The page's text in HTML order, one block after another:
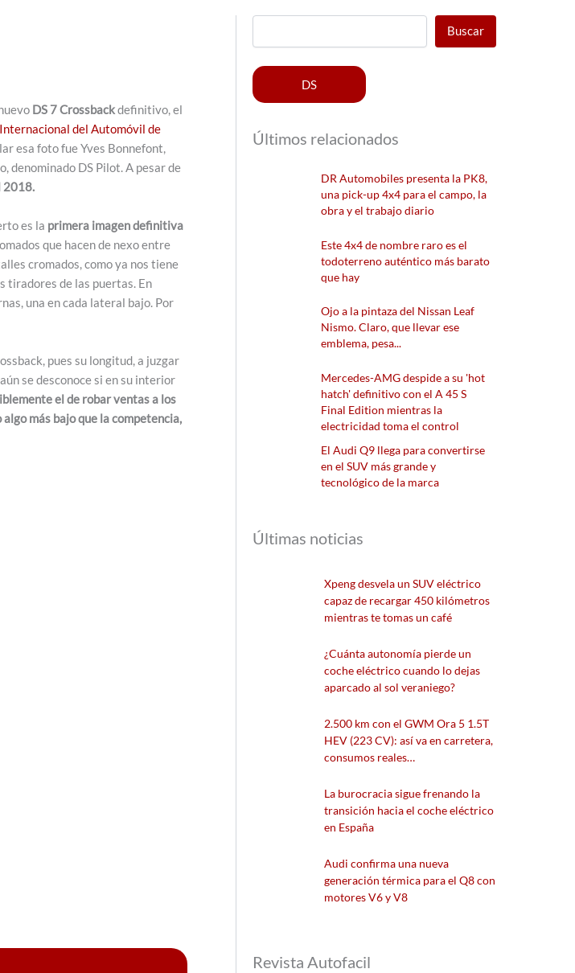
DS 7 Crossbackdefinitivo, el
del Automóvil de
esa foto fue Yves Bonnefont,
denominado DS Pilot. A pesar de
2018.
es la primera imagen definitiva
que hacen de nexo entre
cromados, como ya nos tiene
tiradores de las puertas. En
una en cada lateral bajo. Por
pues su longitud, a juzgar
se desconoce si en su interior
el de robar ventas a los
más bajo que la competencia,
Buscar
DS
Últimos relacionados
DR Automobiles presenta la PK8,
una pick-up 4x4 para el campo, la
obra y el trabajo diario
Este 4x4 de nombre raro es el
todoterreno auténtico más barato
que hay
Ojo a la pintaza del Nissan Leaf
Nismo. Claro, que llevar ese
emblema, pesa...
Mercedes-AMG despide a su 'hot
hatch' definitivo con el A 45 S
Final Edition mientras la
electricidad toma el control
El Audi Q9 llega para convertirse
en el SUV más grande y
tecnológico de la marca
Últimas noticias
Xpeng desvela un SUV eléctrico
capaz de recargar 450 kilómetros
mientras te tomas un café
¿Cuánta autonomía pierde un
coche eléctrico cuando lo dejas
aparcado al sol veraniego?
2.500 km con el GWM Ora 5 1.5T
HEV (223 CV): así va en carretera,
consumos reales…
La burocracia sigue frenando la
transición hacia el coche eléctrico
en España
Audi confirma una nueva
generación térmica para el Q8 con
motores V6 y V8
Revista Autofacil